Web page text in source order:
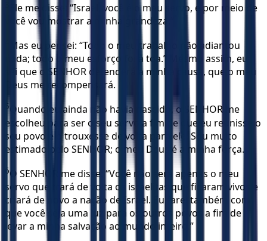
Ele me disse: “Israel, você é o meu servo, e por meio de
você vou mostrar a minha grandeza.”
Mas eu pensei: “Todo o meu trabalho não adiantou
nada; todo o meu esforço foi à toa.” Mesmo assim, eu
sei que o SENHOR defenderá a minha causa, que o meu
Deus me recompensará.
5
Quando eu ainda não havia nascido, o SENHOR me
escolheu para ser o seu servo a fim de que eu reunisse o
seu povo e o trouxesse de volta para ele. Sou muito
estimado pelo SENHOR; o meu Deus é a minha força.
6O SENHOR me disse: “Você não será apenas o meu
servo que trará de volta os israelitas que ficaram vivos e
criará de novo a nação de Israel. Eu farei também com
que você seja uma luz para os outros povos a fim de
levar a minha salvação ao mundo inteiro.”